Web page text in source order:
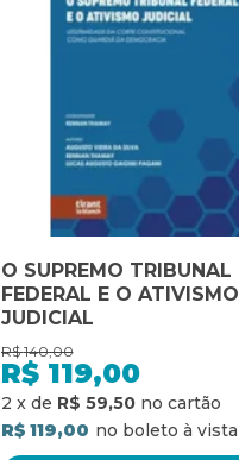
O SUPREMO TRIBUNAL
FEDERAL E O ATIVISMO
JUDICIAL
R$ 140,00
R$ 119,00
2 x de R$ 59,50
R$ 119,00